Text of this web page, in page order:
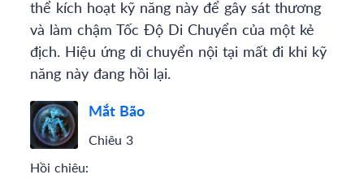
thể kích hoạt kỹ năng này để gây sát thương
và làm chậm Tốc Độ Di Chuyển của một kẻ
địch. Hiệu ứng di chuyển nội tại mất đi khi kỹ
năng này đang hồi lại.
Mắt Bão
Chiêu 3
Hồi chiêu: